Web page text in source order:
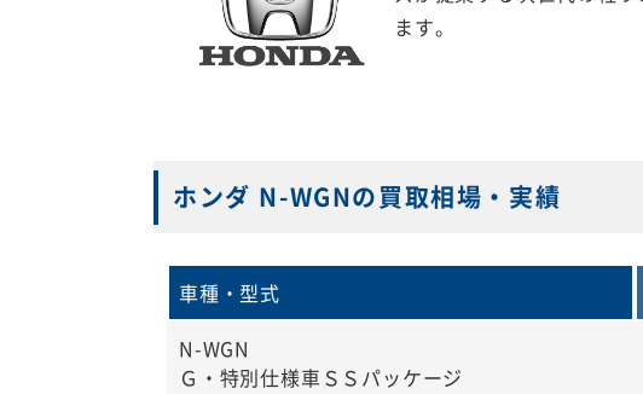
ます。
ホンダ N-WGNの買取相場・実績
車種・型式
N-WGN
Ｇ・特別仕様車ＳＳパッケージ